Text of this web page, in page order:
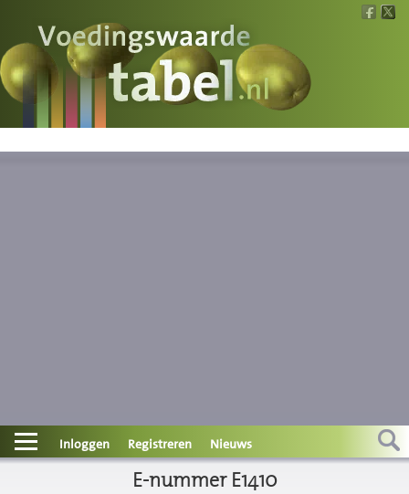
Voedingswaarde
Wat is wat?
ContactInloggen Registreren Nieuws
E-nummer E1410